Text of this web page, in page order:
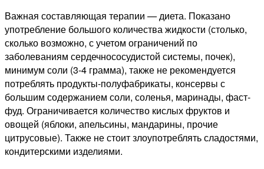
Важная составляющая терапии — диета. Показано
употребление большого количества жидкости (столько,
сколько возможно, с учетом ограничений по
заболеваниям сердечнососудистой системы, почек),
минимум соли (3-4 грамма), также не рекомендуется
потреблять продукты-полуфабрикаты, консервы с
большим содержанием соли, соленья, маринады, фаст-
фуд. Ограничивается количество кислых фруктов и
овощей (яблоки, апельсины, мандарины, прочие
цитрусовые). Также не стоит злоупотреблять сладостями,
кондитерскими изделиями.